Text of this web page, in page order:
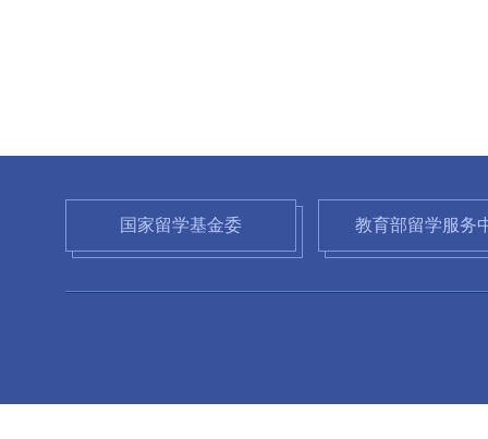
国家留学基金委 教育部留学服务